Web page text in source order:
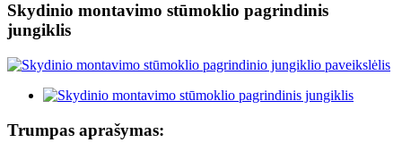
Skydinio montavimo stūmoklio pagrindinis
jungiklis
Trumpas aprašymas: